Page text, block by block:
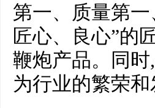
第一、质量第
匠心、良心”的
鞭炮产品。同
为行业的繁荣